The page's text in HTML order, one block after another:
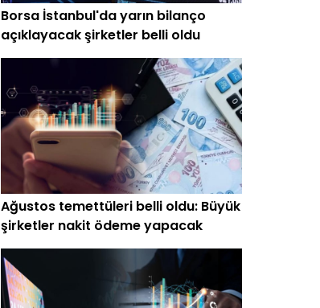
Borsa İstanbul'da yarın bilanço
açıklayacak şirketler belli oldu
Ağustos temettüleri belli oldu: Büyük
şirketler nakit ödeme yapacak